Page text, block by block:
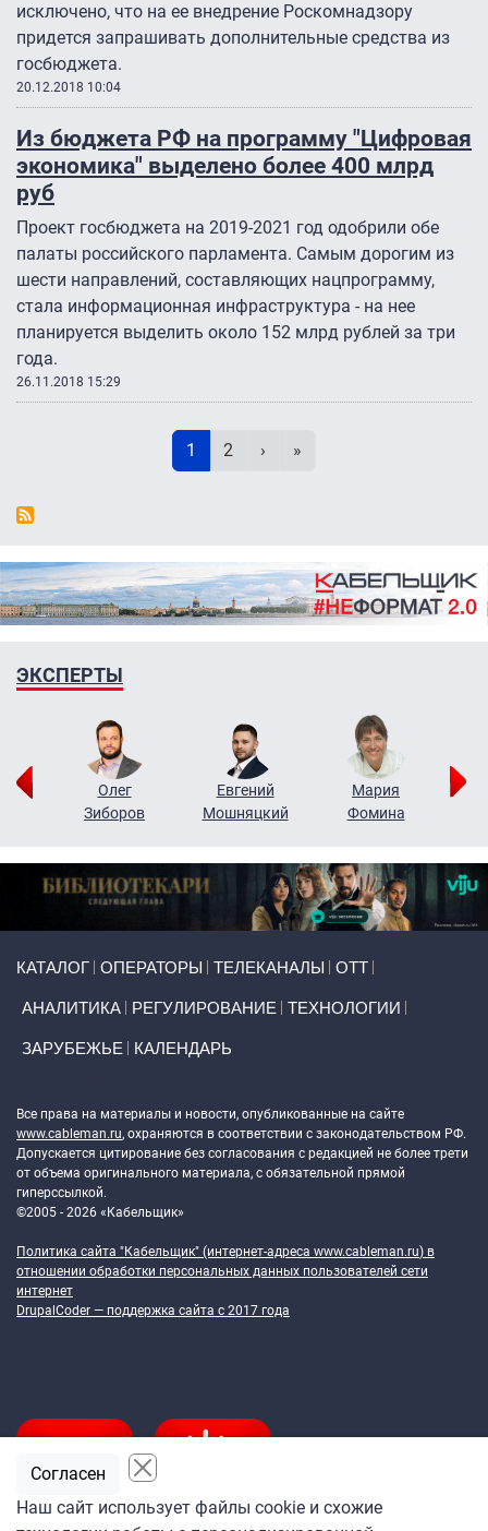
исключено, что на ее внедрение Роскомнадзору
придется запрашивать дополнительные средства из
госбюджета.
20.12.2018 10:04
Из бюджета РФ на программу "Цифровая
экономика" выделено более 400 млрд
руб
Проект госбюджета на 2019-2021 год одобрили обе
палаты российского парламента. Самым дорогим из
шести направлений, составляющих нацпрограмму,
стала информационная инфраструктура - на нее
планируется выделить около 152 млрд рублей за три
года.
26.11.2018 15:29
Текущая страница
1 Page
2 Следующая страница
› Последняя страница
»
ЭКСПЕРТЫ
Олег
Зиборов
Евгений
Мошняцкий
Мария
Фомина
КАТАЛОГ ОПЕРАТОРЫ ТЕЛЕКАНАЛЫ ОТТ
АНАЛИТИКА РЕГУЛИРОВАНИЕ ТЕХНОЛОГИИ
ЗАРУБЕЖЬЕ КАЛЕНДАРЬ
Все права на материалы и новости, опубликованные на сайте
www.cableman.ru, охраняются в соответствии с законодательством РФ.
Допускается цитирование без согласования с редакцией не более трети
от объема оригинального материала, с обязательной прямой
гиперссылкой.
©2005 - 2026 «Кабельщик»
Политика сайта "Кабельщик" (интернет-адреса www.cableman.ru) в
отношении обработки персональных данных пользователей сети
интернет
DrupalCoder — поддержка сайта c 2017 года
Наш сайт использует файлы cookie и схожие
Согласен